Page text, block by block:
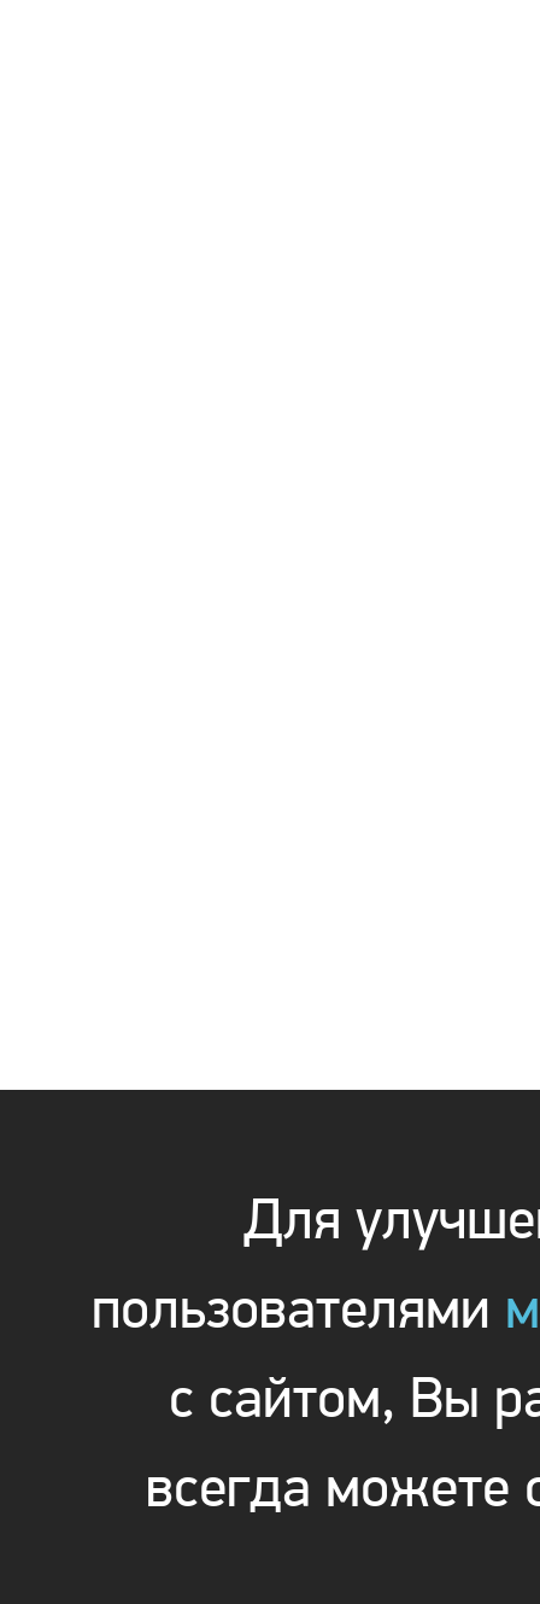
Для
пользователями
с сайтом, Вы
всегда можете